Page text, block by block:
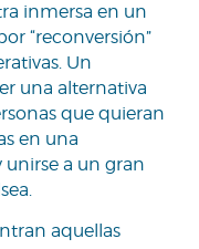
inmersa en un
“reconversión”
Un
una alternativa
que quieran
en una
unirse a un gran
aquellas